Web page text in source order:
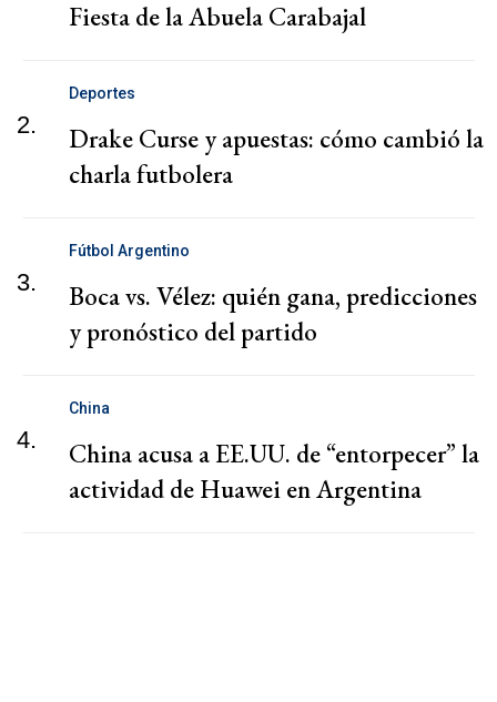
Fiesta de la Abuela Carabajal
2.
Deportes
Drake Curse y apuestas: cómo cambió la
charla futbolera
3.
Fútbol Argentino
Boca vs. Vélez: quién gana, predicciones
y pronóstico del partido
4.
China
China acusa a EE.UU. de “entorpecer” la
actividad de Huawei en Argentina